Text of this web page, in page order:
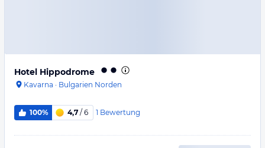
Hotel Hippodrome
Kavarna · Bulgarien Norden
100% 4,7 / 6 1 Bewertung